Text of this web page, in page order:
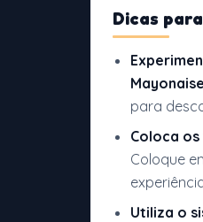
Dicas
para
Coloca
Coloque
Utiliza o